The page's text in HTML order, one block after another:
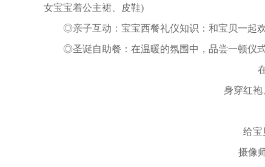
女宝宝着公主裙、皮鞋)
◎亲子互动：宝宝西餐礼仪知识：和宝贝一起欢
◎圣诞自助餐：在温暖的氛围中，品尝一顿仪式
在
身穿红袍
给宝贝
摄像师